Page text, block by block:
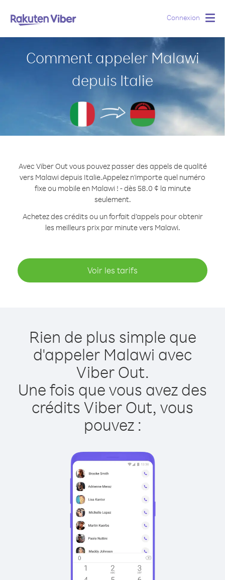
Connexion
Comment appeler Malawi
depuis Italie
Avec Viber Out vous pouvez passer des appels de qualité
vers Malawi depuis Italie.Appelez n'importe quel numéro
fixe ou mobile en Malawi ! - dès 58.0 ¢ la minute
seulement.
Achetez des crédits ou un forfait d’appels pour obtenir
les meilleurs prix par minute vers Malawi.
Voir les tarifs
Rien de plus simple que
d'appeler Malawi avec
Viber Out.
Une fois que vous avez des
crédits Viber Out, vous
pouvez :